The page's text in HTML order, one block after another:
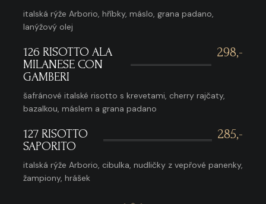
italská rýže Arborio, hříbky, máslo, grana padano,
lanýžový olej
126 RISOTTO ALA
MILANESE CON
GAMBERI
298,-
šafránové italské risotto s krevetami, cherry rajčaty,
bazalkou, máslem a grana padano
127 RISOTTO
SAPORITO
285,-
italská rýže Arborio, cibulka, nudličky z vepřové panenky,
žampiony, hrášek